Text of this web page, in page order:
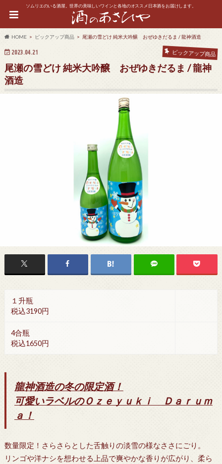
ソムリエのいる酒屋。世界の美味しいワインと各地のオススメ日本酒をお届けします。
HOME ピックアップ商品 尾瀬の雪どけ 純米大吟醸 おぜゆきだるま / 龍神酒造
2023.04.21 ピックアップ商品
尾瀬の雪どけ 純米大吟醸 おぜゆきだるま / 龍神
酒造
１升瓶
税込3190円
4合瓶
税込1650円
龍神酒造の冬の限定酒！
可愛いラベルのＯｚｅｙｕｋｉ Ｄａｒｕｍ
ａ！
数量限定！さらさらとした舌触りの淡雪の様なささにごり。
リンゴや洋ナシを想わせる上品で爽やかな香りが広がり、柔ら